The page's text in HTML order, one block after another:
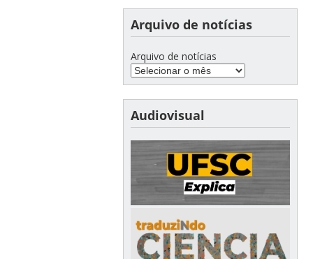
Arquivo de notícias
Arquivo de notícias
Audiovisual